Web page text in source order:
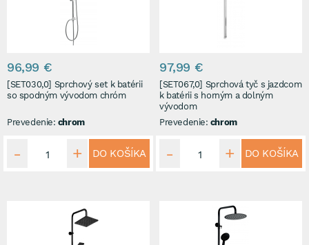
96,99 €
[SET030,0] Sprchový set k batérii
so spodným vývodom chróm
Prevedenie: chrom
DO KOŠÍKA
97,99 €
[SET067,0] Sprchová tyč s jazdcom
k batérii s horným a dolným
vývodom
Prevedenie: chrom
DO KOŠÍKA